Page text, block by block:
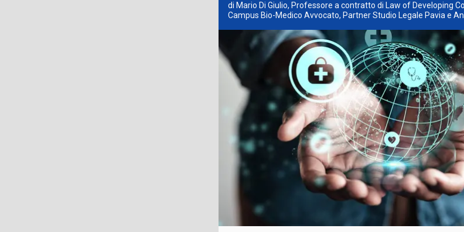
di Mario Di Giulio, Professore a contratto di Law of Developing
Campus Bio-Medico Avvocato, Partner Studio Legale Pavia e